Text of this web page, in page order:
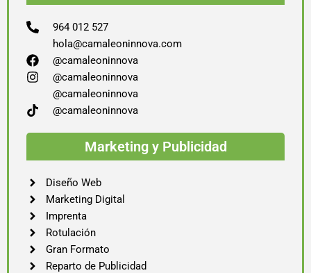
964 012 527
hola@camaleoninnova.com
@camaleoninnova
@camaleoninnova
@camaleoninnova
@camaleoninnova
Marketing y Publicidad
Diseño Web
Marketing Digital
Imprenta
Rotulación
Gran Formato
Reparto de Publicidad